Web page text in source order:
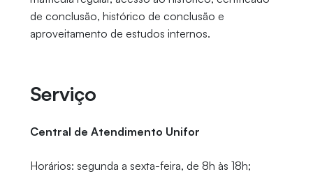
de conclusão, histórico de conclusão e
aproveitamento de estudos internos.
Serviço
Central de Atendimento Unifor
Horários: segunda a sexta-feira, de 8h às 18h;